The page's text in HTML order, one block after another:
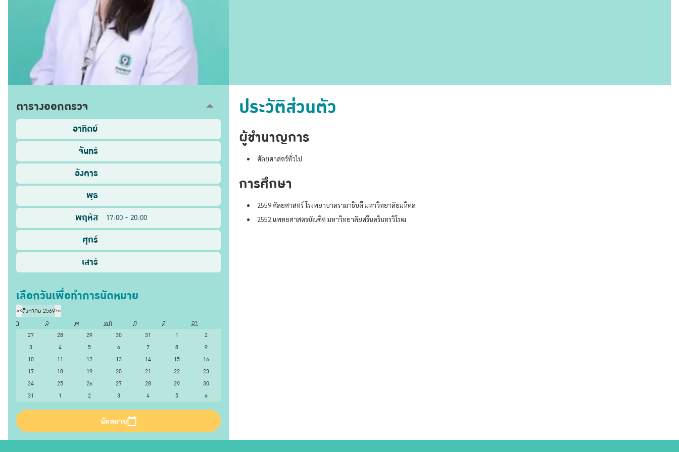
ตารางออกตรวจ
อาทิตย์
จันทร์
อังคาร
พุธ
พฤหัส
17:00 - 20:00
ศุกร์
เสาร์
เลือกวันเพื่อทำการนัดหมาย
«‹สิงหาคม 2569›»
จ
อ พ พฤ ศ ส
อา
27
28 29 30 31 1
2
3
4 5 6 7 8
9
10
11 12 13 14 15
16
17
18 19 20 21 22
23
24
25 26 27 28 29
30
31
1 2 3 4 5 6
นัดหมาย
ประวัติส่วนตัว
ผู้ชำนาญการ
ศัลยศาสตร์ทั่วไป
การศึกษา
2559 ศัลยศาสตร์ โรงพยาบาลรามาธิบดี มหาวิทยาลัยมหิดล
2552 แพทยศาสตรบัณฑิต มหาวิทยาลัยศรีนครินทรวิโรฒ